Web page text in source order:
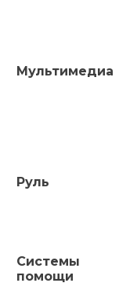
Мультимедиа
Руль
Системы
помощи